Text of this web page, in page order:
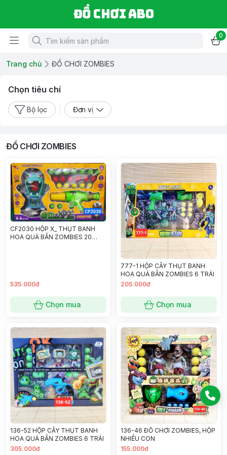
Đồ chơi ABO
0
Trang chủ ĐỒ CHƠI ZOMBIES
Chọn tiêu chí
Bộ lọc Đơn vị
ĐỒ CHƠI ZOMBIES
CF2030 HỘP X_ THỤT BANH
HOA QUẢ BẮN ZOMBIES 20
535.000đ
Chọn mua
777-1 HỘP CÂY THỤT BANH
HOA QUẢ BẮN ZOMBIES 6 TRÁI
205.000đ
Chọn mua
136-52 HỘP CÂY THỤT BANH
HOA QUẢ BẮN ZOMBIES 6 TRÁI
305.000đ
136-46 ĐỒ CHƠI ZOMBIES, HỘP
NHIỀU CON
155.000đ